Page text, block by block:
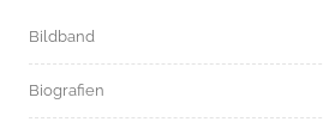
Bildband
Biografien